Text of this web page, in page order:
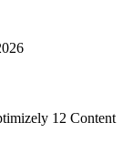
12 Content